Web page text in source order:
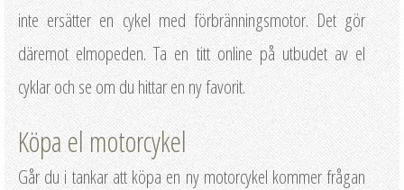
inte ersätter en cykel med förbränningsmotor. Det gör
däremot elmopeden. Ta en titt online på utbudet av el
cyklar och se om du hittar en ny favorit.
Köpa el motorcykel
Går du i tankar att köpa en ny motorcykel kommer frågan